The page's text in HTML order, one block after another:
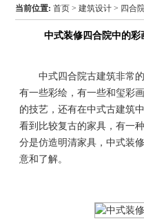
当前位置: 首页 >建筑设计 > 四合
中式装修四合院中的
中式四合院古建筑非常的
有一些彩绘，有一些和玺彩
的技艺，还有在中式古建筑
看到比较复古的家具，有一
分是仿造明清家具，中式装
意和了解。